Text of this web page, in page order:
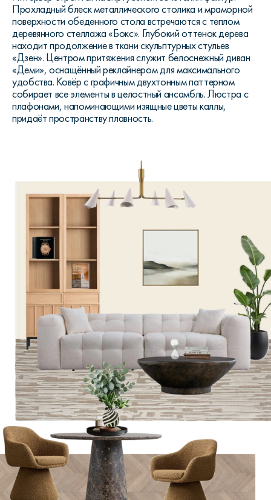
Прохладный блеск металлического столика и мраморной
поверхности обеденного стола встречаются с теплом
деревянного стеллажа «Бокс». Глубокий оттенок дерева
находит продолжение в ткани скульптурных стульев
«Дзен». Центром притяжения служит белоснежный диван
«Деми», оснащённый реклайнером для максимального
удобства. Ковёр с графичным двухтонным паттерном
собирает все элементы в целостный ансамбль. Люстра с
плафонами, напоминающими изящные цветы каллы,
придаёт пространству плавность.